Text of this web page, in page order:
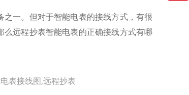
一。但对于智能电表的接线方式，有很
远程抄表智能电表的正确接线方式有哪
表接线图,远程抄表